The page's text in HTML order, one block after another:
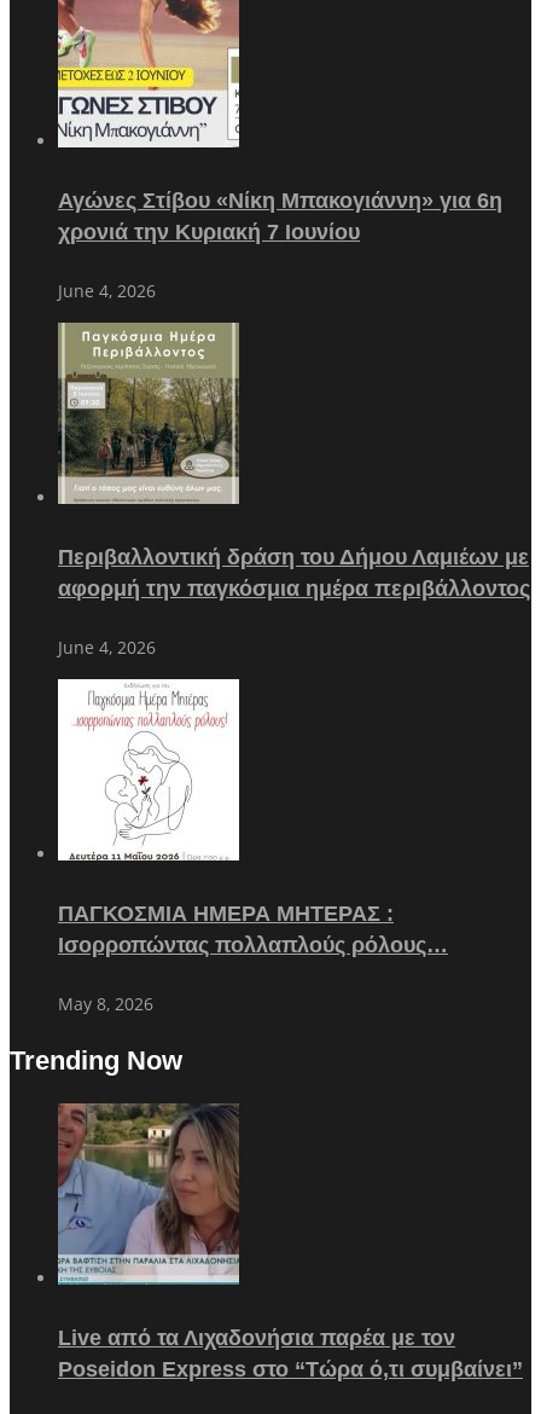
Αγώνες Στίβου «Νίκη Μπακογιάννη» για 6η
χρονιά την Κυριακή 7 Ιουνίου
June 4, 2026
Περιβαλλοντική δράση του Δήμου Λαμιέων με
αφορμή την παγκόσμια ημέρα περιβάλλοντος
June 4, 2026
ΠΑΓΚΟΣΜΙΑ ΗΜΕΡΑ ΜΗΤΕΡΑΣ :
Ισορροπώντας πολλαπλούς ρόλους…
May 8, 2026
Trending Now
Live από τα Λιχαδονήσια παρέα με τον
Poseidon Express στο “Τώρα ό,τι συμβαίνει”